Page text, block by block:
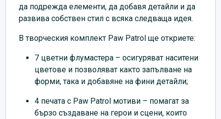
да подрежда елементи, да добавя детайли и да
развива собствен стил с всяка следваща идея.
В творческия комплект Paw Patrol ще откриете:
7 цветни флумастера – осигуряват наситени
цветове и позволяват както запълване на
форми, така и добавяне на фини детайли;
4 печата с Paw Patrol мотиви – помагат за
бързо създаване на герои и сцени, които